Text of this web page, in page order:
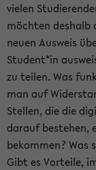
vielen
möchten deshalb
neuen Ausweis
Student*in
zu teilen. Was
man auf
Stellen, die die
darauf bestehen,
bekommen? Was
Gibt es Vorteile,